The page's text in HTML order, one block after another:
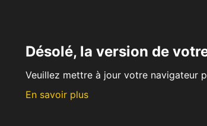
Désolé, la version de
Veuillez mettre à jour votre navigateur
En savoir plus